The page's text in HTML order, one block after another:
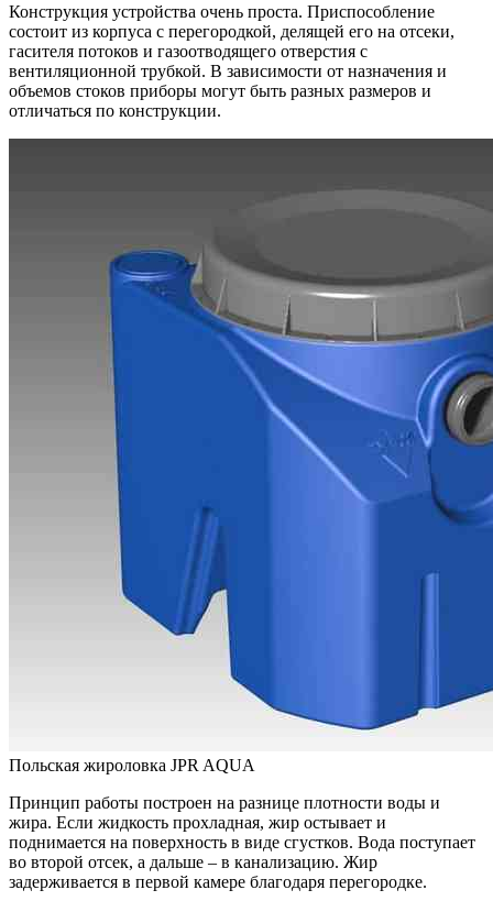
Конструкция устройства очень проста. Приспособление
состоит из корпуса с перегородкой, делящей его на отсеки,
гасителя потоков и газоотводящего отверстия с
вентиляционной трубкой. В зависимости от назначения и
объемов стоков приборы могут быть разных размеров и
отличаться по конструкции.
Польская жироловка JPR AQUA
Принцип работы построен на разнице плотности воды и
жира. Если жидкость прохладная, жир остывает и
поднимается на поверхность в виде сгустков. Вода поступает
во второй отсек, а дальше – в канализацию. Жир
задерживается в первой камере благодаря перегородке.